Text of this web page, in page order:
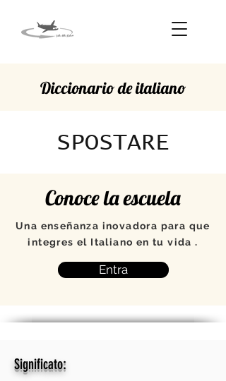
Diccionario de italiano
SPOSTARE
Conoce la escuela
Una enseñanza inovadora para que
integres el Italiano en tu vida .
Entra
Significato: